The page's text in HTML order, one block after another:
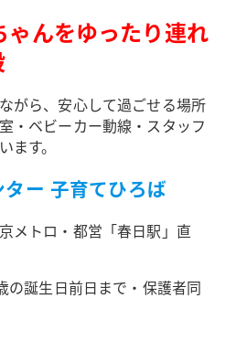
ゃんをゆったり連れ
がら、安心して過ごせる場所
・ベビーカー動線・スタッフ
ます。
ー 子育てひろば
メトロ・都営「春日駅」直
の誕生日前日まで・保護者同